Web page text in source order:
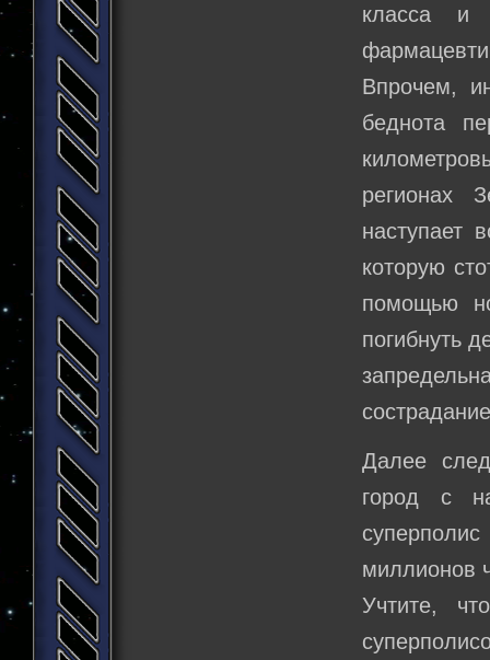
класса и
Впрочем,
беднота
регионах
наступает
которую
помощью
погибнуть
Далее
город с
миллионов
Учтите,